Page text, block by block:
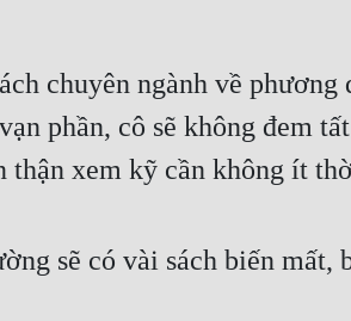
chuyên ngành về phương
phần, cô sẽ không đem tất
thận xem kỹ cần không ít
sẽ có vài sách biến mất,